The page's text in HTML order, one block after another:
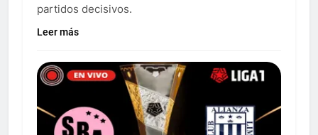
partidos decisivos.
Leer más